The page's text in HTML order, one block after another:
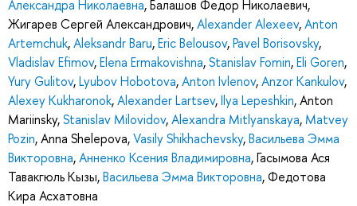
Александра Николаевна,Балашов Федор Николаевич,
Жигарев Сергей Александрович,Alexander Alexeev,Anton
Artemchuk,Aleksandr Baru,Eric Belousov,Pavel Borisovsky,
Vladislav Efimov,Elena Ermakovishna,Stanislav Fomin,Eli Goren,
Yury Gulitov,Lyubov Hobotova,Anton Ivlenov,Anzor Kankulov,
Alexey Kukharonok,Alexander Lartsev,Ilya Lepeshkin,Anton
Mariinsky,Stanislav Milovidov,Alexandra Mitlyanskaya, Matvey
Pozin,Anna Shelepova,Vasily Shikhachevsky,Васильева Эмма
Викторовна,Анненко Ксения Владимировна,Гасымова Ася
Тавакгюль Кызы,Васильева Эмма Викторовна,Федотова
Кира Асхатовна